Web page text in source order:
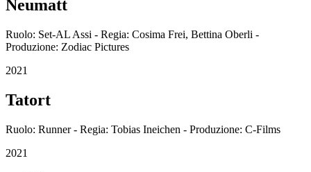
Neumatt
Ruolo: Set-AL Assi - Regia: Cosima Frei, Bettina Oberli -
Produzione: Zodiac Pictures
2021
Tatort
Ruolo: Runner - Regia: Tobias Ineichen - Produzione: C-Films
2021